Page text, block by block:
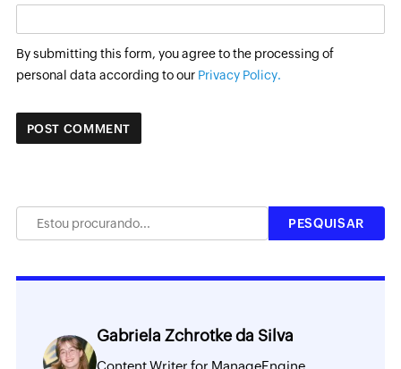
By submitting this form, you agree to the processing of
personal data according to our Privacy Policy.
Gabriela Zchrotke da Silva
Content Writer for ManageEngine